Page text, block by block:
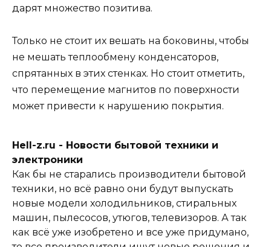
дарят множество позитива.
Только не стоит их вешать на боковины, чтобы
не мешать теплообмену конденсаторов,
спрятанных в этих стенках. Но стоит отметить,
что перемещение магнитов по поверхности
может привести к нарушению покрытия.
Hell-z.ru - Новости бытовой техники и
электроники
Как бы не старались производители бытовой
техники, но всё равно они будут выпускать
новые модели холодильников, стиральных
машин, пылесосов, утюгов, телевизоров. А так
как всё уже изобретено и все уже придумано,